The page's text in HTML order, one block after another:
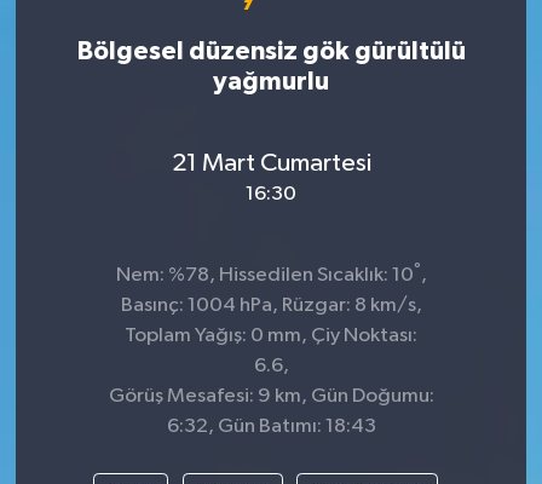
Bölgesel düzensiz gök gürültülü
yağmurlu
21 Mart Cumartesi
16:30
Nem: %78, Hissedilen Sıcaklık: 10°,
Basınç: 1004 hPa, Rüzgar: 8 km/s,
Toplam Yağış: 0 mm, Çiy Noktası:
6.6,
Görüş Mesafesi: 9 km, Gün Doğumu:
6:32, Gün Batımı: 18:43